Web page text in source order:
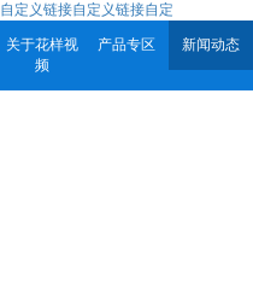
自定义链接自定义链接自定
关于花样视
频
产品专区 新闻动态